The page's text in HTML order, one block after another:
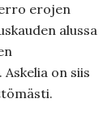
erojen
alussa
on siis